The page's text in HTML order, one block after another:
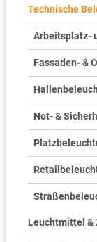
Technische
Arbeitsplatz-
Fassaden- &
Not- &
Leuchtmittel &